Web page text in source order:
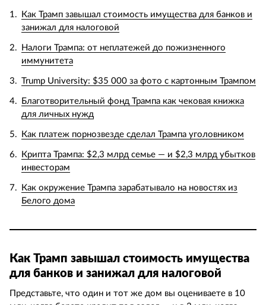
Как Трамп завышал стоимость имущества для банков и
занижал для налоговой
Налоги Трампа: от неплатежей до пожизненного
иммунитета
Trump University: $35 000 за фото с картонным Трампом
Благотворительный фонд Трампа как чековая книжка
для личных нужд
Как платеж порнозвезде сделал Трампа уголовником
Крипта Трампа: $2,3 млрд семье — и $2,3 млрд убытков
инвесторам
Как окружение Трампа зарабатывало на новостях из
Белого дома
Как Трамп завышал стоимость имущества
для банков и занижал для налоговой
Представьте, что один и тот же дом вы оцениваете в 10